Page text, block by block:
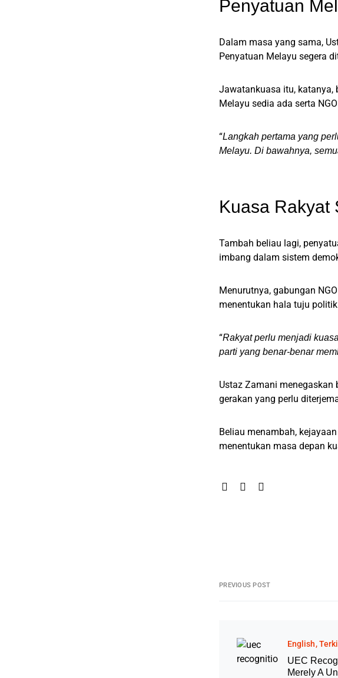
Penyatuan
Dalam masa yang sama,
Penyatuan Melayu segera
Jawatankuasa itu,
Melayu sedia ada serta
“Langkah pertama yang
Melayu. Di bawahnya,
Kuasa Rakyat
Tambah beliau lagi,
imbang dalam sistem
Menurutnya, gabungan
menentukan hala tuju
“Rakyat perlu menjadi
parti yang benar-benar
Ustaz Zamani
gerakan yang perlu
Beliau menambah,
menentukan masa depan
PREVIOUS POST
English
UEC
Merely A